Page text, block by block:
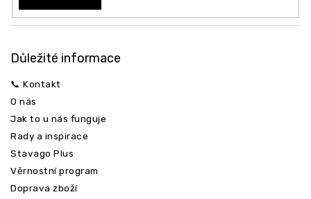
Důležité informace
📞 Kontakt
O nás
Jak to u nás funguje
Rady a inspirace
Stavago Plus
Věrnostní program
Doprava zboží